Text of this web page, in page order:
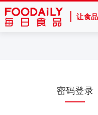
让食
密码登录